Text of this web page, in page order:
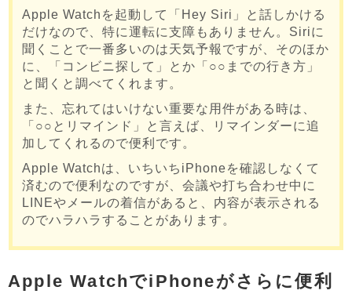
Apple Watchを起動して「Hey Siri」と話しかける
だけなので、特に運転に支障もありません。Siriに
聞くことで一番多いのは天気予報ですが、そのほか
に、「コンビニ探して」とか「○○までの行き方」
と聞くと調べてくれます。
また、忘れてはいけない重要な用件がある時は、
「○○とリマインド」と言えば、リマインダーに追
加してくれるので便利です。
Apple Watchは、いちいちiPhoneを確認しなくて
済むので便利なのですが、会議や打ち合わせ中に
LINEやメールの着信があると、内容が表示される
のでハラハラすることがあります。
Apple WatchでiPhoneがさらに便利